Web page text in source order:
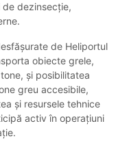
dezinsecție,
de Heliportul
obiecte grele,
și posibilitatea
greu accesibile,
și resursele tehnice
activ în operațiuni